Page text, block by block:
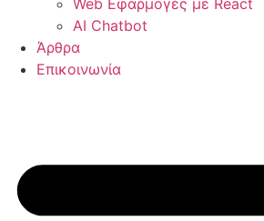
Web Εφαρμογές με React
AI Chatbot
Άρθρα
Επικοινωνία